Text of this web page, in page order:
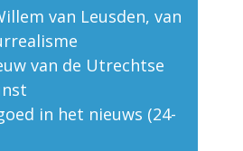
van Leusden, van
van de Utrechtse
in het nieuws (24-